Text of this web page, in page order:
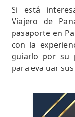
Si está
Viajero de
pasaporte en
con la
guiarlo por su
para evaluar